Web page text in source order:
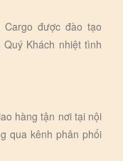
được đào tạo
Khách nhiệt tình
hàng tận nơi tại nội
qua kênh phân phối